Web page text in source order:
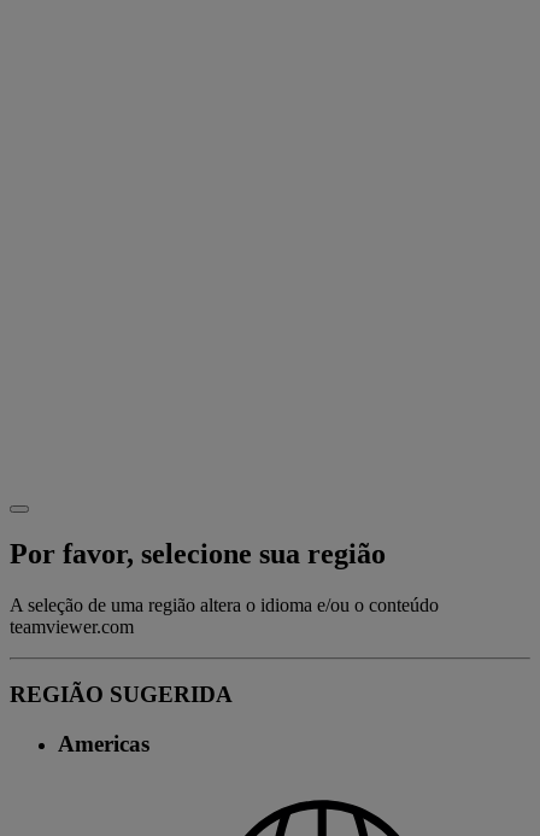
Por favor, selecione sua região
A seleção de uma região altera o idioma e/ou o conteúdo
teamviewer.com
REGIÃO SUGERIDA
Americas